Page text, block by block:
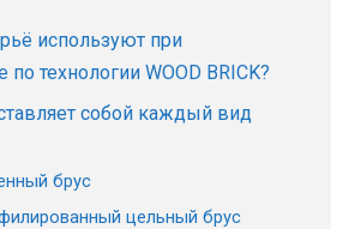
используют при
по технологии WOOD BRICK?
собой каждый вид
брус
цельный брус